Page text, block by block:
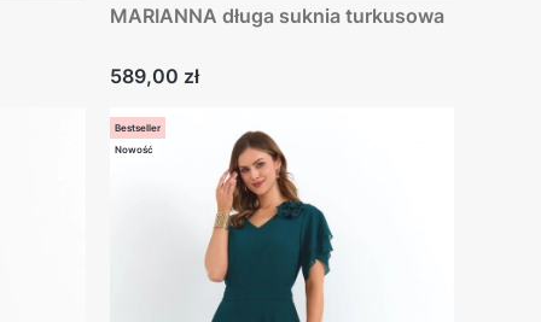
MARIANNA długa suknia turkusowa
Cena
589,00 zł
Bestseller
Nowość